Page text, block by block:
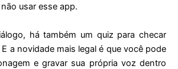
usar esse app.
há também um quiz para checar
a novidade mais legal é que você pode
e gravar sua própria voz dentro